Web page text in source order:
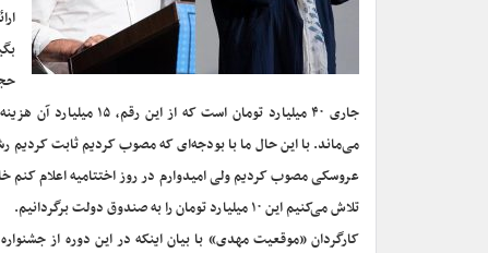
عروسکی مصوب کردیم ولی امیدوارم در روز اختتامیه اعلام کنم
تلاش می‌کنیم این ۱۰ میلیارد تومان را به صندوق دولت برگردانیم.
کارگردان «موقعیت مهدی» با بیان اینکه در این دوره از